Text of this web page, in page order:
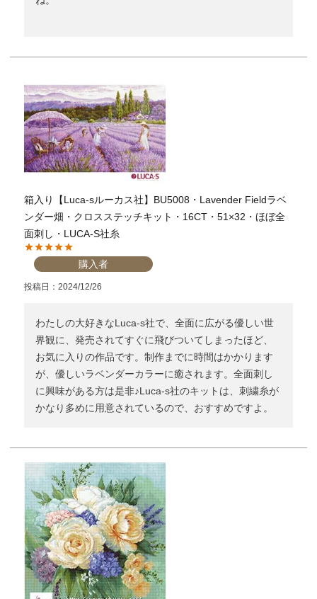
箱入り【Luca-sルーカス社】BU5008・Lavender Fieldラベ
ンダー畑・クロスステッチキット・16CT・51×32・ほぼ全
面刺し・LUCA-S社糸
購入者
投稿日 2024/12/26
わたしの大好きなLuca-s社で、全面に広がる優しい世
界観に、発売されてすぐに飛びついてしまったほど、
お気に入りの作品です。制作までに時間はかかります
が、優しいラベンダーカラーに癒されます。全面刺し
に興味がある方は是非♪Luca-s社のキットは、刺繍糸が
かなり多めに用意されているので、おすすめですよ。